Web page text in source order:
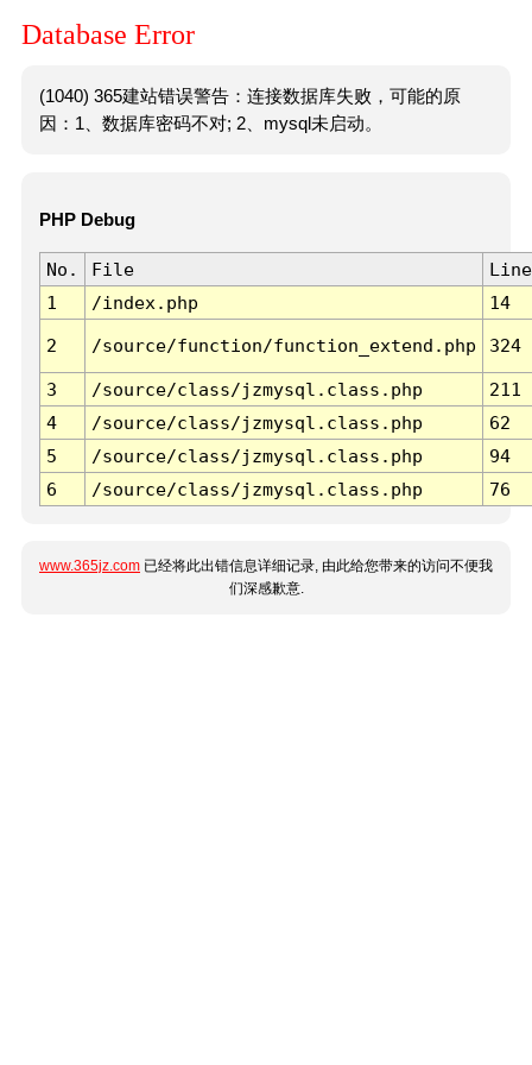
Database Error
(1040) 365建站错误警告：连接数据库失败，可能的原
因：1、数据库密码不对; 2、mysql未启动。
PHP Debug
No. File
Line
1
/index.php 14
2 /source/function/function_extend.php 324
3 /source/class/jzmysql.class.php
211
4
/source/class/jzmysql.class.php
62
5
/source/class/jzmysql.class.php
94
6
/source/class/jzmysql.class.php 76
www.365jz.com 已经将此出错信息详细记录, 由此给您带来的访问不便我
们深感歉意.